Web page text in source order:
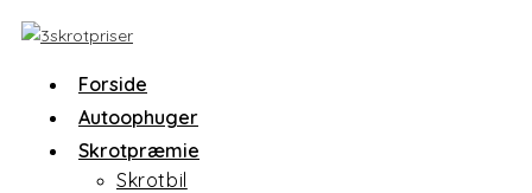
Forside
Autoophuger
Skrotpræmie
Skrotbil